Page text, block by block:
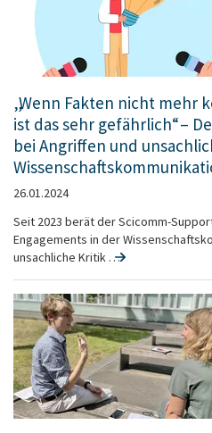
„Wenn Fakten nicht mehr
ist das sehr gefährlich“ –
bei Angriffen und
26.01.2024
Seit 2023 berät der Scicomm-
Engagements in der
unsachliche Kritik …